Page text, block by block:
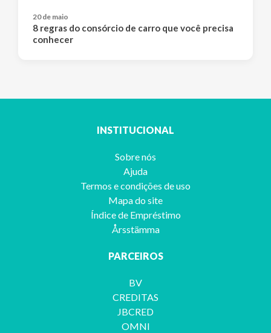
20 de maio
8 regras do consórcio de carro que você precisa
conhecer
INSTITUCIONAL
Sobre nós
Ajuda
Termos e condições de uso
Mapa do site
Índice de Empréstimo
Årsstämma
PARCEIROS
BV
CREDITAS
JBCRED
OMNI